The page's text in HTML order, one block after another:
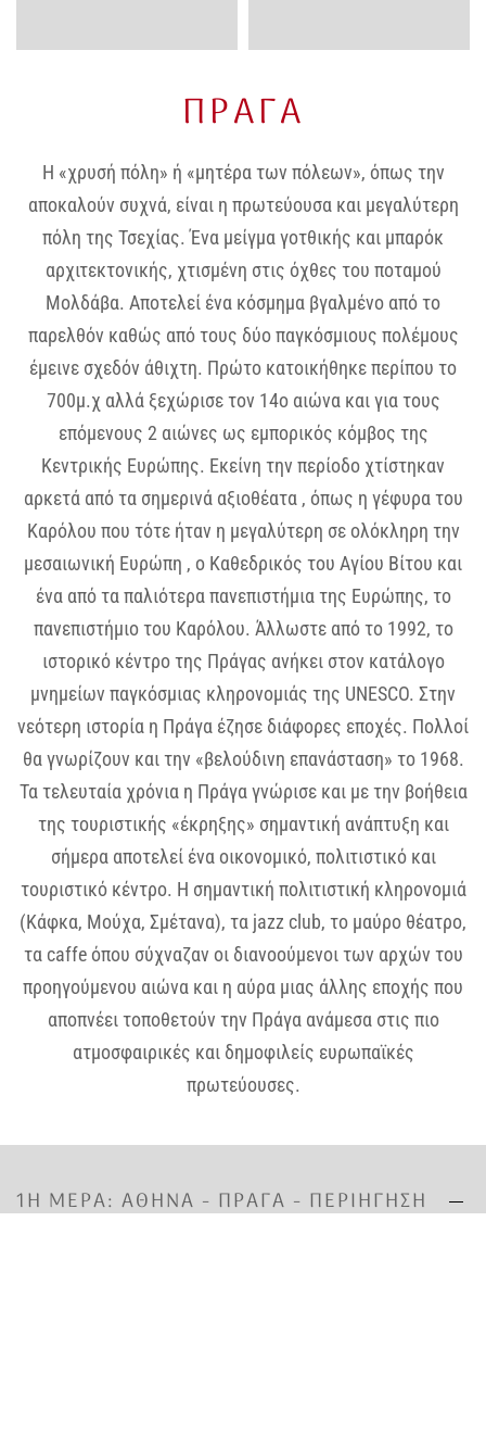
ΠΡΑΓΑ
Η «χρυσή πόλη» ή «μητέρα των πόλεων», όπως την
αποκαλούν συχνά, είναι η πρωτεύουσα και μεγαλύτερη
πόλη της Τσεχίας. Ένα μείγμα γοτθικής και μπαρόκ
αρχιτεκτονικής, χτισμένη στις όχθες του ποταμού
Μολδάβα. Αποτελεί ένα κόσμημα βγαλμένο από το
παρελθόν καθώς από τους δύο παγκόσμιους πολέμους
έμεινε σχεδόν άθιχτη. Πρώτο κατοικήθηκε περίπου το
700μ.χ αλλά ξεχώρισε τον 14ο αιώνα και για τους
επόμενους 2 αιώνες ως εμπορικός κόμβος της
Κεντρικής Ευρώπης. Εκείνη την περίοδο χτίστηκαν
αρκετά από τα σημερινά αξιοθέατα , όπως η γέφυρα του
Καρόλου που τότε ήταν η μεγαλύτερη σε ολόκληρη την
μεσαιωνική Ευρώπη , ο Καθεδρικός του Αγίου Βίτου και
ένα από τα παλιότερα πανεπιστήμια της Ευρώπης, το
πανεπιστήμιο του Καρόλου. Άλλωστε από το 1992, το
ιστορικό κέντρο της Πράγας ανήκει στον κατάλογο
μνημείων παγκόσμιας κληρονομιάς της UNESCO. Στην
νεότερη ιστορία η Πράγα έζησε διάφορες εποχές. Πολλοί
θα γνωρίζουν και την «βελούδινη επανάσταση» το 1968.
Τα τελευταία χρόνια η Πράγα γνώρισε και με την βοήθεια
της τουριστικής «έκρηξης» σημαντική ανάπτυξη και
σήμερα αποτελεί ένα οικονομικό, πολιτιστικό και
τουριστικό κέντρο. Η σημαντική πολιτιστική κληρονομιά
(Κάφκα, Μούχα, Σμέτανα), τα jazz club, το μαύρο θέατρο,
τα caffe όπου σύχναζαν οι διανοούμενοι των αρχών του
προηγούμενου αιώνα και η αύρα μιας άλλης εποχής που
αποπνέει τοποθετούν την Πράγα ανάμεσα στις πιο
ατμοσφαιρικές και δημοφιλείς ευρωπαϊκές
πρωτεύουσες.
1Η ΜΈΡΑ: ΑΘΗΝΑ - ΠΡΑΓΑ - ΠΕΡΙΗΓΗΣΗ